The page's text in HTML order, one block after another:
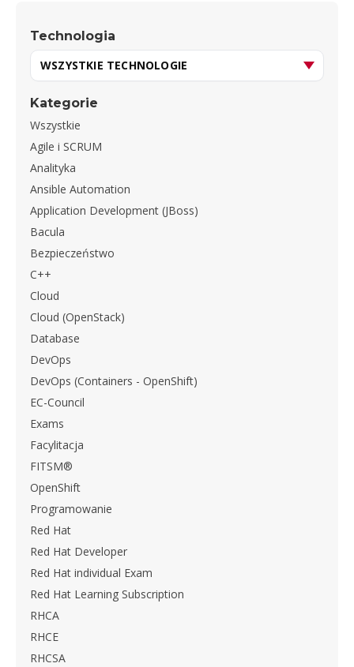
Technologia
Kategorie
Wszystkie
Agile i SCRUM
Analityka
Ansible Automation
Application Development (JBoss)
Bacula
Bezpieczeństwo
C++
Cloud
Cloud (OpenStack)
Database
DevOps
DevOps (Containers - OpenShift)
EC-Council
Exams
Facylitacja
FITSM®
OpenShift
Programowanie
Red Hat
Red Hat Developer
Red Hat individual Exam
Red Hat Learning Subscription
RHCA
RHCE
RHCSA